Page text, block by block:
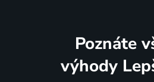
Poznáte
výhody